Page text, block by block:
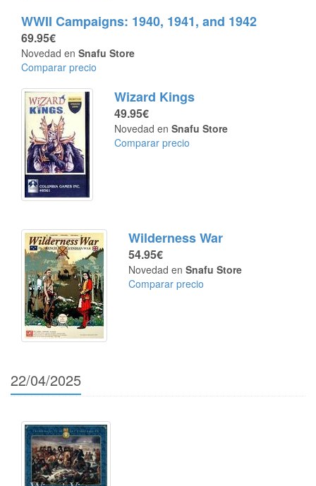
WWII Campaigns: 1940, 1941, and 1942
69.95€
Novedad en Snafu Store
Comparar precio
Wizard Kings
49.95€
Novedad en Snafu Store
Comparar precio
Wilderness War
54.95€
Novedad en Snafu Store
Comparar precio
22/04/2025